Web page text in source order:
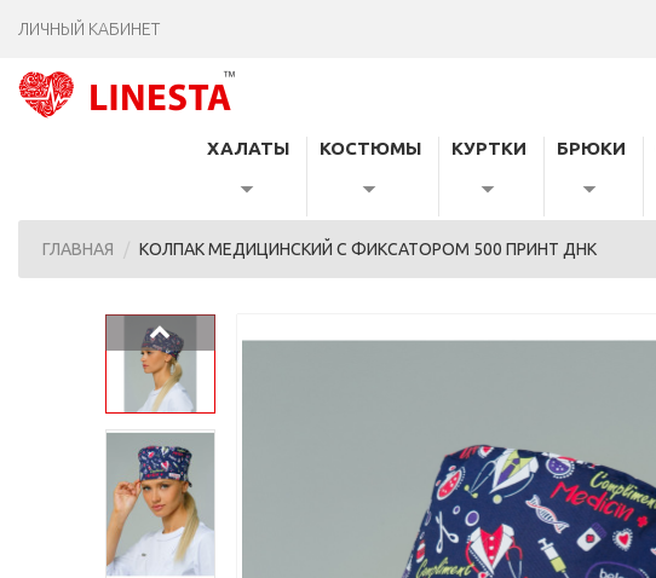
ЛИЧНЫЙ КАБИНЕТ
ХАЛАТЫ КОСТЮМЫ КУРТКИ БРЮКИ
ГЛАВНАЯ КОЛПАК МЕДИЦИНСКИЙ С ФИКСАТОРОМ 500 ПРИНТ ДНК